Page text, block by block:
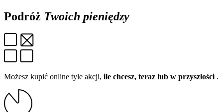
Podróż Twoich pieniędzy
Możesz kupić online tyle akcji, ile chcesz, teraz lub w przyszłości .